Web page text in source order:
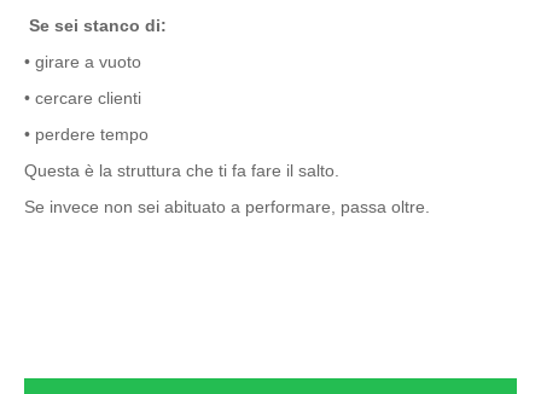
Se sei stanco di:
• girare a vuoto
• cercare clienti
• perdere tempo
Questa è la struttura che ti fa fare il salto.
Se invece non sei abituato a performare, passa oltre.